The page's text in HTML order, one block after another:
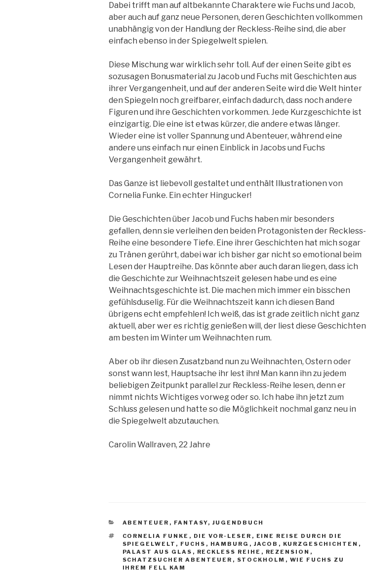
Dabei trifft man auf altbekannte Charaktere wie Fuchs und Jacob,
aber auch auf ganz neue Personen, deren Geschichten vollkommen
unabhängig von der Handlung der Reckless-Reihe sind, die aber
einfach ebenso in der Spiegelwelt spielen.
Diese Mischung war wirklich sehr toll. Auf der einen Seite gibt es
sozusagen Bonusmaterial zu Jacob und Fuchs mit Geschichten aus
ihrer Vergangenheit, und auf der anderen Seite wird die Welt hinter
den Spiegeln noch greifbarer, einfach dadurch, dass noch andere
Figuren und ihre Geschichten vorkommen. Jede Kurzgeschichte ist
einzigartig. Die eine ist etwas kürzer, die andere etwas länger.
Wieder eine ist voller Spannung und Abenteuer, während eine
andere uns einfach nur einen Einblick in Jacobs und Fuchs
Vergangenheit gewährt.
Das Ganze ist liebevoll gestaltet und enthält Illustrationen von
Cornelia Funke. Ein echter Hingucker!
Die Geschichten über Jacob und Fuchs haben mir besonders
gefallen, denn sie verleihen den beiden Protagonisten der Reckless-
Reihe eine besondere Tiefe. Eine ihrer Geschichten hat mich sogar
zu Tränen gerührt, dabei war ich bisher gar nicht so emotional beim
Lesen der Hauptreihe. Das könnte aber auch daran liegen, dass ich
die Geschichte zur Weihnachtszeit gelesen habe und es eine
Weihnachtsgeschichte ist. Die machen mich immer ein bisschen
gefühlsduselig. Für die Weihnachtszeit kann ich diesen Band
übrigens echt empfehlen! Ich weiß, das ist grade zeitlich nicht ganz
aktuell, aber wer es richtig genießen will, der liest diese Geschichten
am besten im Winter um Weihnachten rum.
Aber ob ihr diesen Zusatzband nun zu Weihnachten, Ostern oder
sonst wann lest, Hauptsache ihr lest ihn! Man kann ihn zu jedem
beliebigen Zeitpunkt parallel zur Reckless-Reihe lesen, denn er
nimmt nichts Wichtiges vorweg oder so. Ich habe ihn jetzt zum
Schluss gelesen und hatte so die Möglichkeit nochmal ganz neu in
die Spiegelwelt abzutauchen.
Carolin Wallraven, 22 Jahre
KATEGORIEN
ABENTEUER , FANTASY, JUGENDBUCH
SCHLAGWÖRTER
CORNELIA FUNKE , DIE VOR-LESER , EINE REISE DURCH DIE
SPIEGELWELT , FUCHS , HAMBURG , JACOB , KURZGESCHICHTEN ,
PALAST AUS GLAS , RECKLESS REIHE , REZENSION ,
SCHATZSUCHER ABENTEUER , STOCKHOLM , WIE FUCHS ZU
IHREM FELL KAM